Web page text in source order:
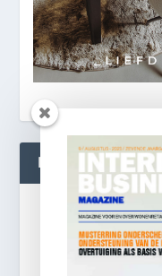
BLIJF OP DE
e-